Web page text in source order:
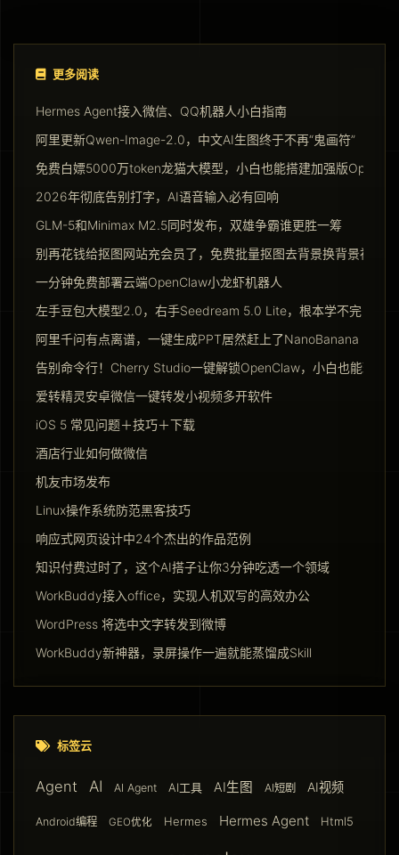
更多阅读
Hermes Agent接入微信、QQ机器人小白指南
阿里更新Qwen-Image-2.0，中文AI生图终于不再“鬼画符”
免费白嫖5000万token龙猫大模型，小白也能搭建加强版
2026年彻底告别打字，AI语音输入必有回响
GLM-5和Minimax M2.5同时发布，双雄争霸谁更胜一筹
别再花钱给抠图网站充会员了，免费批量抠图去背景换背景神器
一分钟免费部署云端OpenClaw小龙虾机器人
左手豆包大模型2.0，右手Seedream 5.0 Lite，根本学不完
阿里千问有点离谱，一键生成PPT居然赶上了NanoBanana Pro
告别命令行！Cherry Studio一键解锁OpenClaw，小白也能玩转
爱转精灵安卓微信一键转发小视频多开软件
iOS 5 常见问题＋技巧＋下载
酒店行业如何做微信
机友市场发布
Linux操作系统防范黑客技巧
响应式网页设计中24个杰出的作品范例
知识付费过时了，这个AI搭子让你3分钟吃透一个领域
WorkBuddy接入office，实现人机双写的高效办公
WordPress 将选中文字转发到微博
WorkBuddy新神器，录屏操作一遍就能蒸馏成Skill
标签云
Agent AI AI Agent AI工具 AI生图 AI短剧 AI视频
Android编程 GEO优化 Hermes Hermes Agent Html5